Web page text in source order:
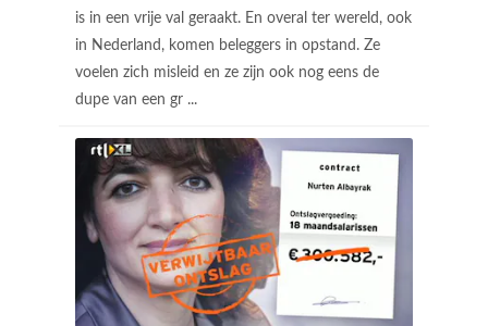
is in een vrije val geraakt. En overal ter wereld, ook
in Nederland, komen beleggers in opstand. Ze
voelen zich misleid en ze zijn ook nog eens de
dupe van een gr ...